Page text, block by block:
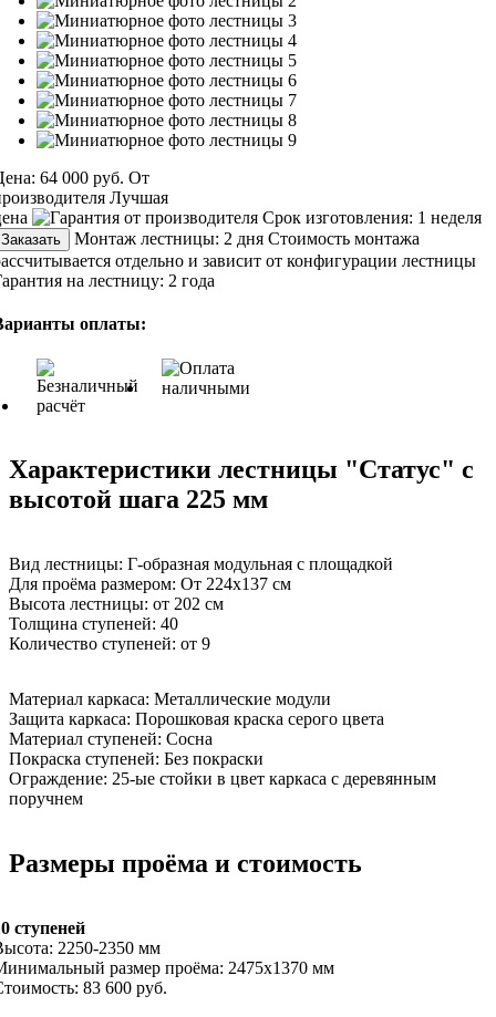
64 000 руб. От
Лучшая
Срок изготовления: 1 неделя
Заказать Монтаж лестницы: 2 дня Стоимость монтажа
отдельно и зависит от конфигурации лестницы
на лестницу: 2 года
оплаты:
Характеристики лестницы "Статус" с
высотой шага 225 мм
Вид лестницы: Г-образная модульная с площадкой
Для проёма размером: От 224х137 см
Высота лестницы: от 202 см
Толщина ступеней: 40
Количество ступеней: от 9
Материал каркаса: Металлические модули
Защита каркаса: Порошковая краска серого цвета
Материал ступеней: Сосна
Покраска ступеней: Без покраски
Ограждение: 25-ые стойки в цвет каркаса с деревянным
поручнем
Размеры проёма и стоимость
ступеней
2250-2350 мм
размер проёма: 2475х1370 мм
83 600 руб.